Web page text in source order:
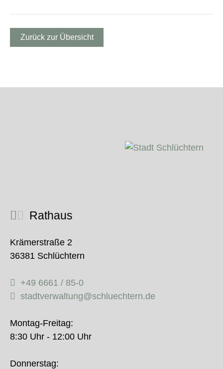
Zurück zur Übersicht
Rathaus
Krämerstraße 2
36381 Schlüchtern
+49 6661 / 85-0
stadtverwaltung@schluechtern.de
Montag-Freitag:
8:30 Uhr - 12:00 Uhr
Donnerstag: